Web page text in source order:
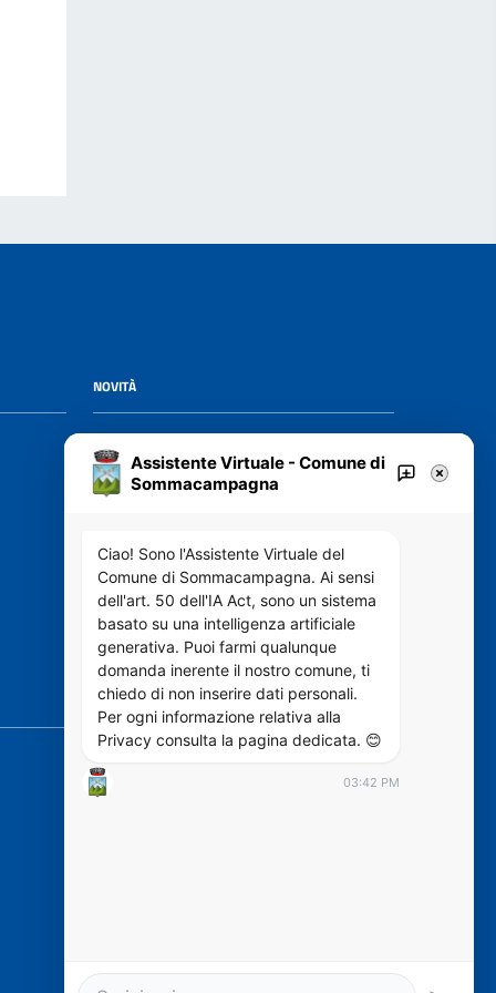
NOVITÀ
Notizie
Avvisi
VIVERE IL COMUNE
Luoghi
Eventi
SEGUICI SU
Assistente Virtuale - Comune di
Sommacampagna
Ciao! Sono l'Assistente Virtuale del
Comune di Sommacampagna. Ai sensi
dell'art. 50 dell'IA Act, sono un sistema
basato su una intelligenza artificiale
generativa. Puoi farmi qualunque
domanda inerente il nostro comune, ti
chiedo di non inserire dati personali.
Per ogni informazione relativa alla
Privacy consulta la pagina dedicata. 😊
03:42 PM